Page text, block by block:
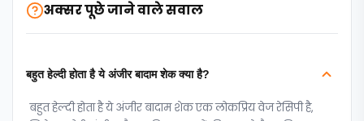
अक्सर पूछे जाने वाले सवाल
बहुत हेल्दी होता है ये अंजीर बादाम शेक क्या है?
बहुत हेल्दी होता है ये अंजीर बादाम शेक एक लोकप्रिय वेज रेसिपी है,